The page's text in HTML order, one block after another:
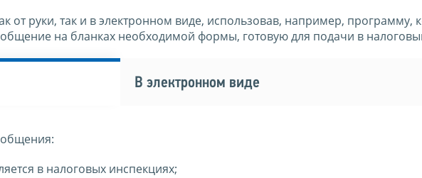
от руки, так и в электронном виде, использовав, например, программу,
на бланках необходимой формы, готовую для подачи в
В электронном виде
в налоговых инспекциях;